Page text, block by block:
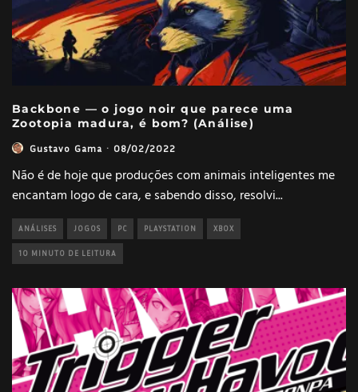
Backbone — o jogo noir que parece uma
Zootopia madura, é bom? (Análise)
Gustavo Gama · 08/02/2022
Não é de hoje que produções com animais inteligentes me
encantam logo de cara, e sabendo disso, resolvi...
ANÁLISES JOGOS PC PLAYSTATION XBOX
10 MINUTO DE LEITURA